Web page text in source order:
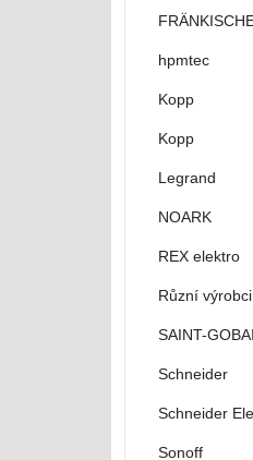
hpmtec
Kopp
Kopp
Legrand
NOARK
REX elektro
Různí výrobci
SAINT-
Schneider
Schneider
Sonoff